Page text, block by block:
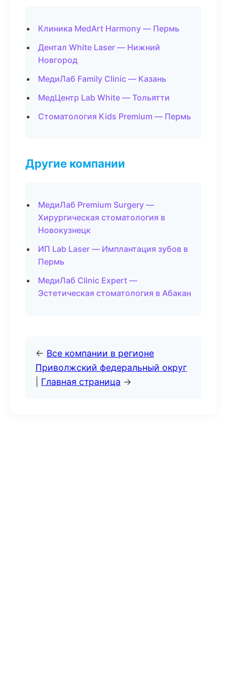
Клиника MedArt Harmony — Пермь
Дентал White Laser — Нижний
Новгород
МедиЛаб Family Clinic — Казань
МедЦентр Lab White — Тольятти
Стоматология Kids Premium — Пермь
Другие компании
МедиЛаб Premium Surgery —
Хирургическая стоматология в
Новокузнецк
ИП Lab Laser — Имплантация зубов в
Пермь
МедиЛаб Clinic Expert —
Эстетическая стоматология в Абакан
← Все компании в регионе
Приволжский федеральный округ
Главная страница →